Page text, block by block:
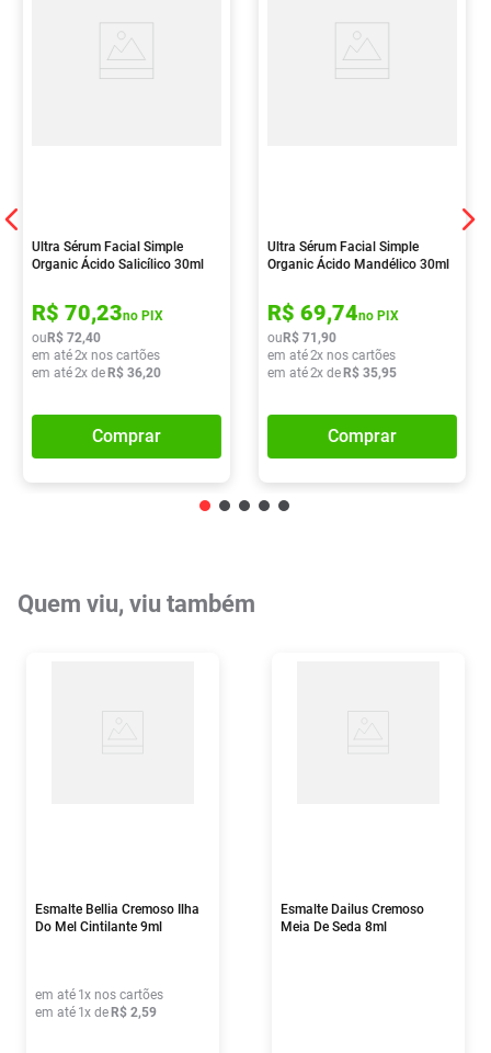
Ultra Sérum Facial Simple
Organic Ácido Salicílico 30ml
R$ 70,23no PIX
ou R$ 72,40
em até2x nos cartões
em até2x de R$ 36,20
Comprar
Ultra Sérum Facial Simple
Organic Ácido Mandélico 30ml
R$ 69,74no PIX
ou R$ 71 ,90
em até2x nos cartões
em até2x de R$ 35,95
Comprar
Quem viu, viu também
Esmalte Bellia Cremoso Ilha
Do Mel Cintilante 9ml
em até 1x nos cartões
em até 1x de R$ 2,59
Esmalte Dailus Cremoso
Meia De Seda 8ml